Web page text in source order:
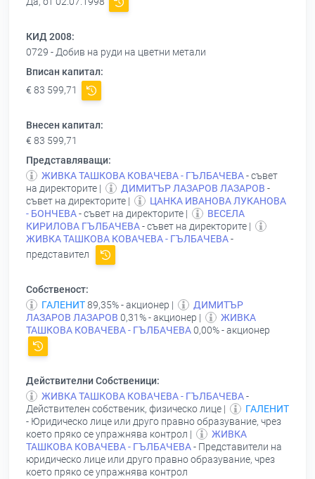
КИД 2008:
0729 - Добив на руди на цветни метали
Вписан капитал:
€ 83 599,71
Внесен капитал:
€ 83 599,71
Представляващи:
ЖИВКА ТАШКОВА КОВАЧЕВА - ГЪЛБАЧЕВА- съвет
на директорите |
ДИМИТЪР ЛАЗАРОВ ЛАЗАРОВ -
съвет на директорите |
ЦАНКА ИВАНОВА ЛУКАНОВА
- БОНЧЕВА- съвет на директорите |
ВЕСЕЛА
КИРИЛОВА ГЪЛБАЧЕВА- съвет на директорите |
ЖИВКА ТАШКОВА КОВАЧЕВА - ГЪЛБАЧЕВА-
представител
Собственост:
ГАЛЕНИТ89,35% - акционер |
ДИМИТЪР
ЛАЗАРОВ ЛАЗАРОВ 0,31% - акционер |
ЖИВКА
ТАШКОВА КОВАЧЕВА - ГЪЛБАЧЕВА0,00% - акционер
Действителни Собственици:
ЖИВКА ТАШКОВА КОВАЧЕВА - ГЪЛБАЧЕВА-
Действителен собственик, физическо лице |
ГАЛЕНИТ
- Юридическо лице или друго правно образувание, чрез
което пряко се упражнява контрол |
ЖИВКА
ТАШКОВА КОВАЧЕВА - ГЪЛБАЧЕВА- Представители на
юридическо лице или друго правно образувание, чрез
което пряко се упражнява контрол